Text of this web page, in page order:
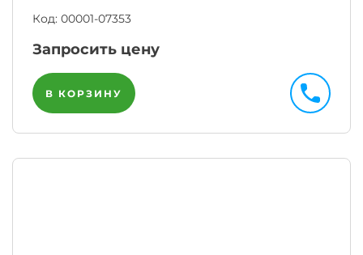
Код: 00001-07353
Запросить цену
В КОРЗИНУ